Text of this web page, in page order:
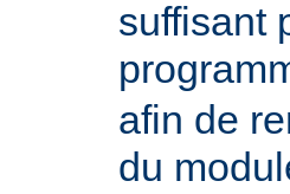
suffisant
afin de
du